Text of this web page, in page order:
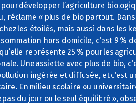
pour développer l’agriculture
réclame « plus de bio partout.
les étoilés, mais aussi dans les
hors domicile, c’est 9 %
représente 25 % pour les
Une assiette avec plus de bio,
ingérée et diffusée, et c’est
En milieu scolaire ou
du jour ou le seul équilibré »,